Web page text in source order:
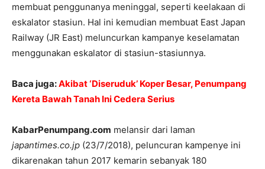
membuat penggunanya meninggal, seperti keelakaan di
eskalator stasiun. Hal ini kemudian membuat East Japan
Railway (JR East) meluncurkan kampanye keselamatan
menggunakan eskalator di stasiun-stasiunnya.
Baca juga:Akibat ‘Diseruduk’ Koper Besar, Penumpang
Kereta Bawah Tanah Ini Cedera Serius
KabarPenumpang.com melansir dari laman
japantimes.co.jp (23/7/2018), peluncuran kampenye ini
dikarenakan tahun 2017 kemarin sebanyak 180